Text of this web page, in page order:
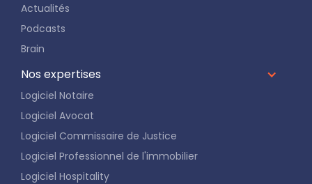
Actualités
Podcasts
Brain
Nos expertises
Logiciel Notaire
Logiciel Avocat
Logiciel Commissaire de Justice
Logiciel Professionnel de l'immobilier
Logiciel Hospitality